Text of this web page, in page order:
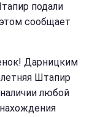
подали
сообщает
Дарницким
Штапир
любой